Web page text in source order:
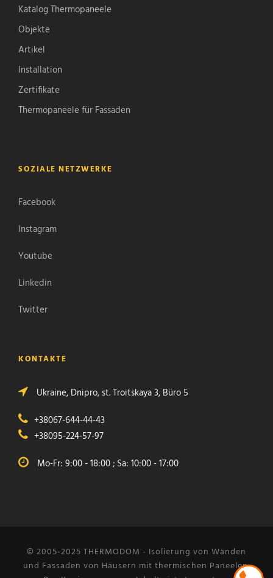
Katalog Thermopaneele
Objekte
Artikel
Installation
Zertifikate
Thermopaneele für Fassaden
SOZIALE NETZWERKE
Facebook
Instagram
Youtube
Linkedin
Twitter
KONTAKTE
Ukraine, Dnipro, st. Troitskaya 3, Büro 5
+38067-644-44-43
+38095-224-57-97
Mo-Fr: 9:00 - 18:00 ; Sa: 10:00 - 17:00
© 2005-2025 THERMODOM - Isolierung von Wänden
und Fassaden von Häusern mit thermischen Paneelen.